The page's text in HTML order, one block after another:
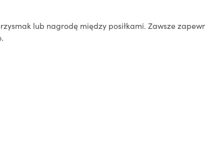
lub nagrodę między posiłkami. Zawsze